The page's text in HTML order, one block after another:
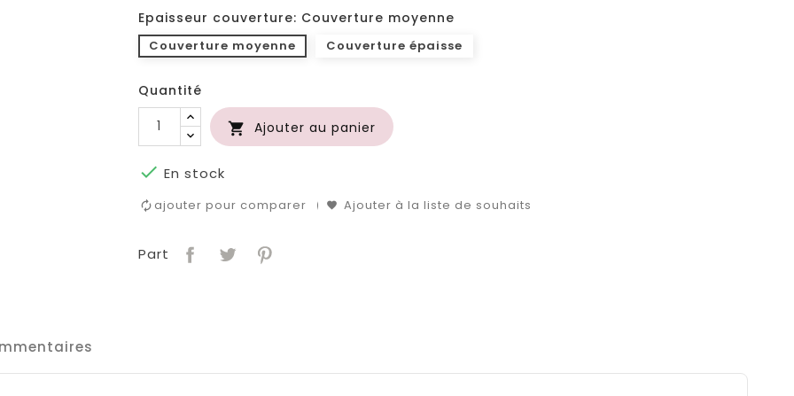
Epaisseur couverture: Couverture moyenne
Couverture moyenne Couverture épaisse
Quantité
 Ajouter au panier
 En stock
ajouter pour comparer Ajouter à la liste de souhaits
Part